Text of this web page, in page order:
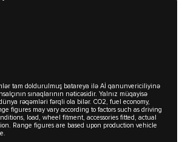
tam doldurulmuş batareya ilə Aİ qanunvericiliyinə
sınaqlarının nəticəsidir. Yalnız müqayisə
rəqəmləri fərqli ola bilər. CO2, fuel economy,
figures may vary according to factors such as driving
load, wheel fitment, accessories fitted, actual
Range figures are based upon production vehicle